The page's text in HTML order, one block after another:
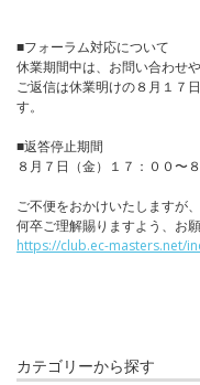
■フォーラム対応について
休業期間中は、お問い合わせ
ご返信は休業明けの８月１７
す。
■返答停止期間
８月７日（金）１７：００〜
ご不便をおかけいたしますが、
何卒ご理解賜りますよう、お
https://club.ec-masters.net/
カテゴリーから探す